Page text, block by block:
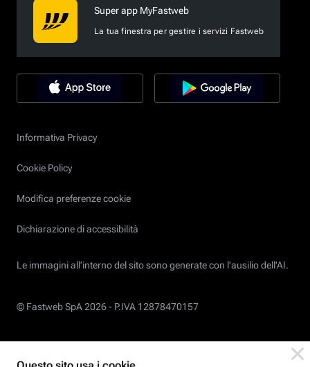
Super app MyFastweb
La tua finestra per gestire i servizi Fastweb
Informativa Privacy
Cookie Policy
Modifica preferenze cookie
Dichiarazione di accessibilità
Le immagini all’interno del sito sono generate con l'ausilio dell'AI.
© Fastweb SpA 2026 - P.IVA 12878470157